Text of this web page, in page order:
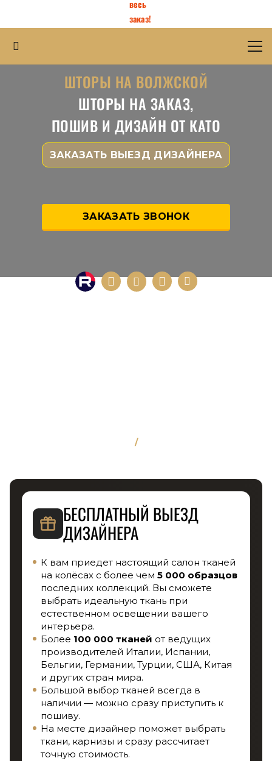
весь
заказ!
ШТОРЫ НА ВОЛЖСКОЙ
ШТОРЫ НА ЗАКАЗ,
ПОШИВ И ДИЗАЙН ОТ КАТО
ЗАКАЗАТЬ ВЫЕЗД ДИЗАЙНЕРА
ЗАКАЗАТЬ ЗВОНОК
/
БЕСПЛАТНЫЙ ВЫЕЗД
ДИЗАЙНЕРА
К вам приедет настоящий салон тканей
на колёсах с более чем 5 000 образцов
последних коллекций. Вы сможете
выбрать идеальную ткань при
естественном освещении вашего
интерьера.
Более 100 000 тканей от ведущих
производителей Италии, Испании,
Бельгии, Германии, Турции, США, Китая
и других стран мира.
Большой выбор тканей всегда в
наличии — можно сразу приступить к
пошиву.
На месте дизайнер поможет выбрать
ткани, карнизы и сразу рассчитает
точную стоимость.